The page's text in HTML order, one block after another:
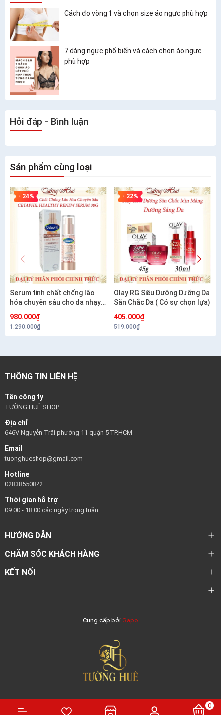
0
Cách đo vòng 1 và chọn size áo ngực phù hợp
7 dáng ngực phổ biến và cách chọn áo ngực
phù hợp
Hỏi đáp - Bình luận
Sản phẩm cùng loại
- 24%
Serum tinh chất chống lão
hóa chuyên sâu cho da nhạy
cảm CETAPHIL HEALTHY
RENEW SERUM 30G
980.000₫
1.290.000₫
- 22%
Olay RG Siêu Dưỡng Dưỡng Da
Săn Chắc Da ( Có sự chọn lựa)
405.000₫
519.000₫
THÔNG TIN LIÊN HỆ
Tên công ty
TƯỜNG HUÊ SHOP
Địa chỉ
646V Nguyễn Trãi phường 11 quận 5 TP.HCM
Email
tuonghueshop@gmail.com
Hotline
02838550822
Thời gian hỗ trợ
09:00 - 18:00 các ngày trong tuần
HƯỚNG DẪN
CHĂM SÓC KHÁCH HÀNG
KẾT NỐI
Cung cấp bởi Sapo